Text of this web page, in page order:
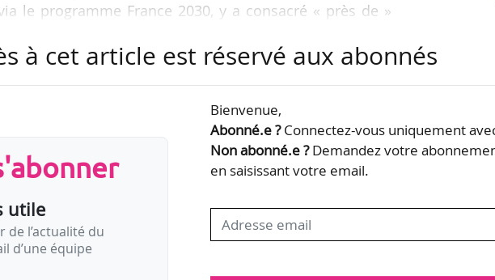
le programme France 2030, y a consacré « près de »
au savoir, notre rapport au travail, notre rapport à
notre rapport à la culture et même au langage. Et
à cet article est réservé aux abonnés
utile
de l’actualité du
d’une équipe
Bienvenue,
Abonné.e ?Connectez-vous uniquement
Non abonné.e ?Demandez votre
en saisissant votre email.